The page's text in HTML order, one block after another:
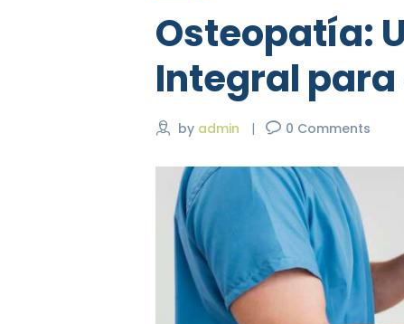
Osteopatía:
Integral para
by admin 0 Comments